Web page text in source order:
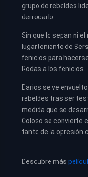
grupo de rebeldes
derrocarlo.
Sin que lo sepan ni
lugarteniente de
fenicios para
Rodas a los fenicios.
Darios se ve
rebeldes tras ser
medida que se
Coloso se convierte
tanto de la opresión
Descubre más